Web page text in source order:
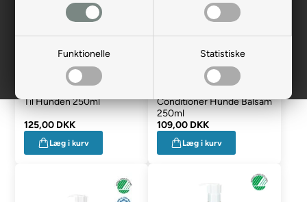
Funktionelle Statistiske
Til Hunden 250ml
125,00 DKK
Læg i kurv
Conditioner Hunde Balsam
250ml
109,00 DKK
Læg i kurv